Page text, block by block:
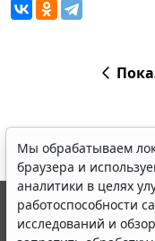
Мы обрабатываем
браузера и
аналитики в целях
работоспособности
исследований и
© ООО "НПП "ГАРАНТ-
выпускается с 1990